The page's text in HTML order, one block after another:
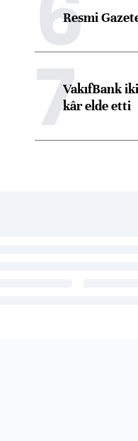
Resmi
7VakıfBank
kâr elde etti